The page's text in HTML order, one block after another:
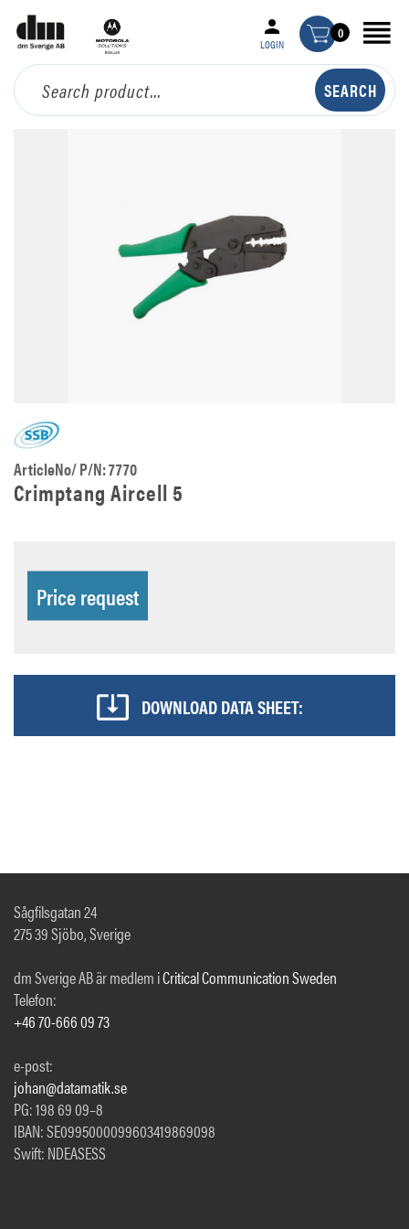
LOGIN
0
ArticleNo/ P/N: 7770
Crimptang Aircell 5
Price request
DOWNLOAD DATA SHEET:
Sågfilsgatan 24
275 39 Sjöbo, Sverige
dm Sverige AB är medlem iCritical Communication Sweden
Telefon:
+46 70-666 09 73
e-post:
johan@datamatik.se
PG: 198 69 09–8
IBAN: SE0995000099603419869098
Swift: NDEASESS